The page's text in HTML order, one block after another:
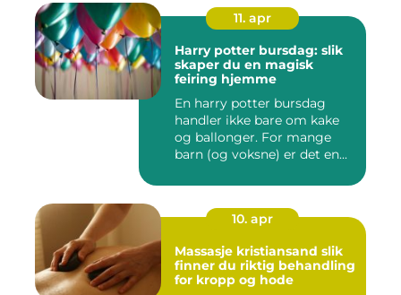
11. apr
Harry potter bursdag: slik
skaper du en magisk
feiring hjemme
En harry potter bursdag
handler ikke bare om kake
og ballonger. For mange
barn (og voksne) er det en...
10. apr
Massasje kristiansand slik
finner du riktig behandling
for kropp og hode